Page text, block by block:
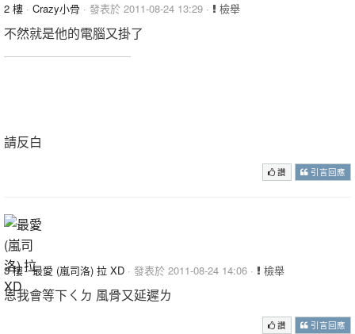
2 樓 · Crazy小骨 · 發表於 2011-08-24 13:29 · 檢舉
不然就是他的電腦又掛了
請反白
讚 引言回應
3 樓·最愛 (嵐司洛) 拉 XD · 發表於 2011-08-24 14:06 · 檢舉
恩我會等下ㄑㄉ 風骨又延遲ㄌ
讚 引言回應